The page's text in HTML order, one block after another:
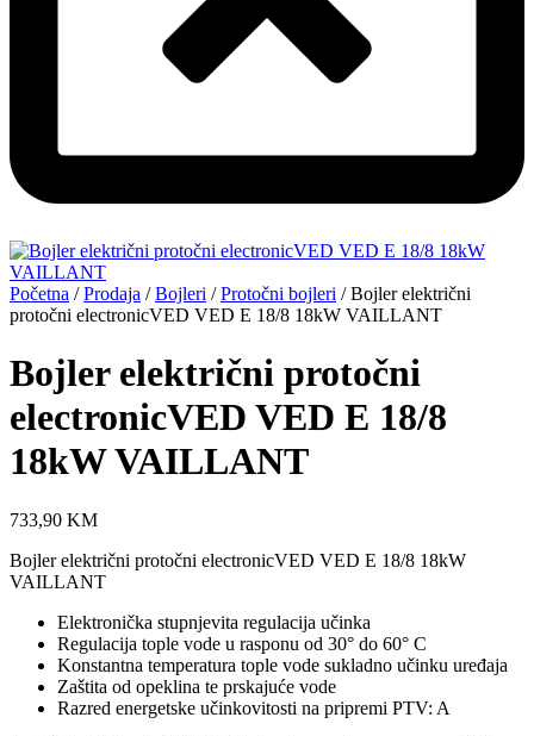
Početna /Prodaja /Bojleri /Protočni bojleri / Bojler električni
protočni electronicVED VED E 18/8 18kW VAILLANT
Bojler električni protočni
electronicVED VED E 18/8
18kW VAILLANT
733,90 KM
Bojler električni protočni electronicVED VED E 18/8 18kW
VAILLANT
Elektronička stupnjevita regulacija učinka
Regulacija tople vode u rasponu od 30° do 60° C
Konstantna temperatura tople vode sukladno učinku uređaja
Zaštita od opeklina te prskajuće vode
Razred energetske učinkovitosti na pripremi PTV: A